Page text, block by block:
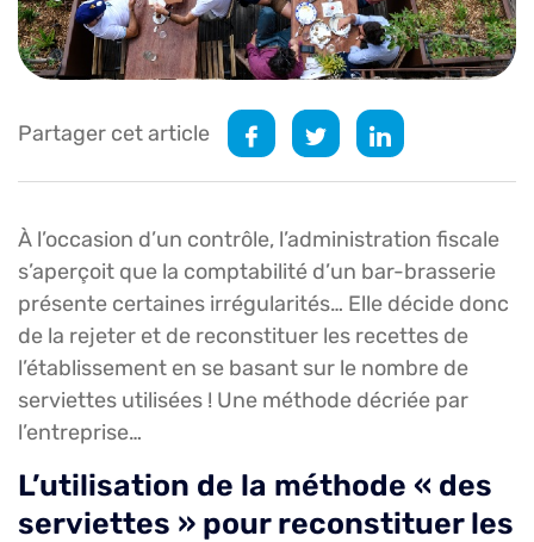
Partager cet article
À l’occasion d’un contrôle, l’administration fiscale
s’aperçoit que la comptabilité d’un bar-brasserie
présente certaines irrégularités… Elle décide donc
de la rejeter et de reconstituer les recettes de
l’établissement en se basant sur le nombre de
serviettes utilisées ! Une méthode décriée par
l’entreprise…
L’utilisation de la méthode « des
serviettes » pour reconstituer les